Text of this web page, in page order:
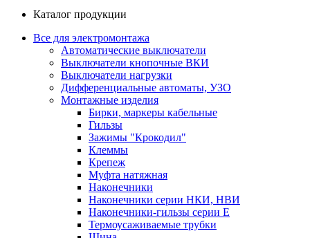
Каталог продукции
Все для электромонтажа
Автоматические выключатели
Выключатели кнопочные ВКИ
Выключатели нагрузки
Дифференциальные автоматы, УЗО
Монтажные изделия
Бирки, маркеры кабельные
Гильзы
Зажимы "Крокодил"
Клеммы
Крепеж
Муфта натяжная
Наконечники
Наконечники серии НКИ, НВИ
Наконечники-гильзы серии Е
Термоусаживаемые трубки